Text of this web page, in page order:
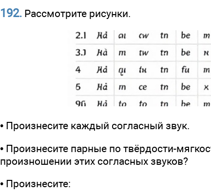
192. Рассмотрите рисунки.
• Произнесите каждый согласный звук.
• Произнесите парные по твёрдости-
произношении этих согласных звуков?
• Произнесите: